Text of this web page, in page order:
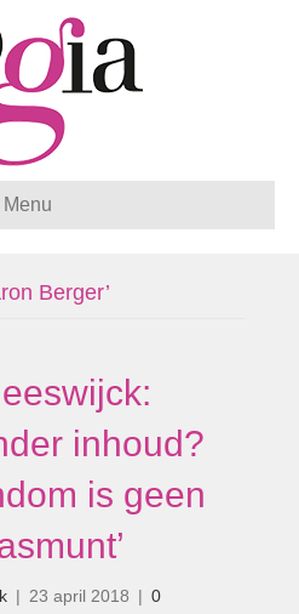
Menu
Berger’
inhoud?
is geen
| 23 april 2018 | 0